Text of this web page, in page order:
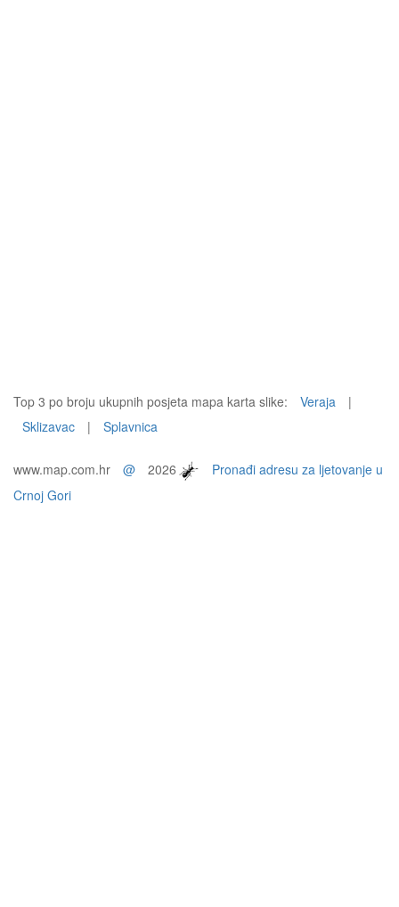
Top 3 po broju ukupnih posjeta mapa karta slike: Veraja
|
Sklizavac
| Splavnica
www.map.com.hr @ 2026
Pronađi adresu za ljetovanje u
Crnoj Gori